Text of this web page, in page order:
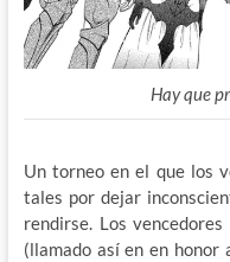
Hay que
Un torneo en el que los
tales por dejar
rendirse. Los
(llamado así en en honor